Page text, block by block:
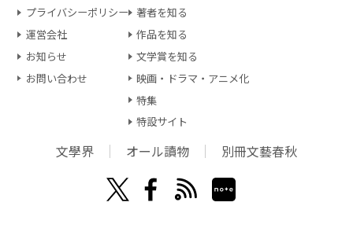
プライバシーポリシー
運営会社
お知らせ
お問い合わせ
著者を知る
作品を知る
文学賞を知る
映画・ドラマ・アニメ化
特集
特設サイト
文學界 オール讀物 別冊文藝春秋